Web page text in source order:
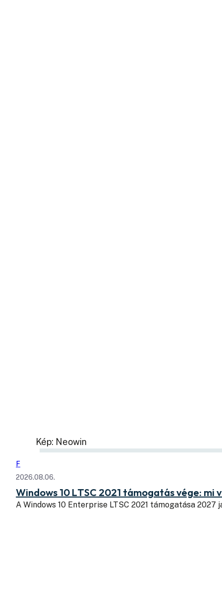
Kép: Neowin
F
2026.08.06.
Windows 10 LTSC 2021 támogatás vége: mi
A Windows 10 Enterprise LTSC 2021 támogatása 2027